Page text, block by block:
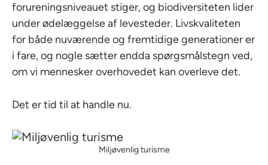
forureningsniveauet stiger, og biodiversiteten lider
under ødelæggelse af levesteder. Livskvaliteten
for både nuværende og fremtidige generationer er
i fare, og nogle sætter endda spørgsmålstegn ved,
om vi mennesker overhovedet kan overleve det.
Det er tid til at handle nu.
Miljøvenlig turisme